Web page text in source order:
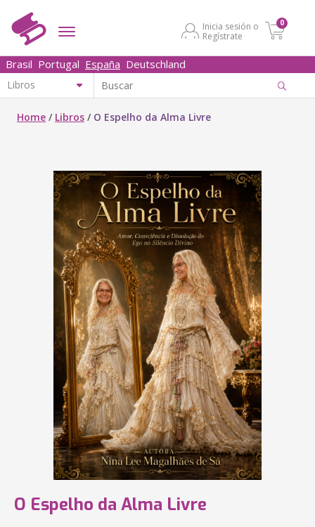
Inicia sesión o
Regístrate
0
Brasil Portugal España Deutschland
Home / Libros / O Espelho da Alma Livre
O Espelho da Alma Livre